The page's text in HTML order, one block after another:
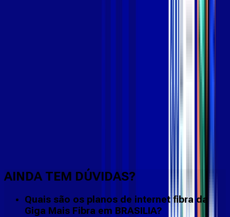
AINDA TEM DÚVIDAS?
Quais são os planos de internet fibra da
Giga Mais Fibra em BRASILIA?